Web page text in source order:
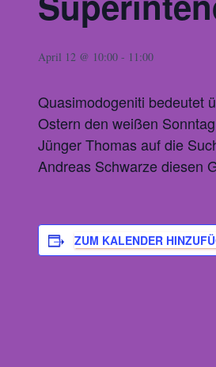
April 12 @ 10:00 - 11:00
Quasimodogeniti bedeutet
Ostern den weißen
Jünger Thomas auf die
Andreas Schwarze diesen
ZUM KALENDER